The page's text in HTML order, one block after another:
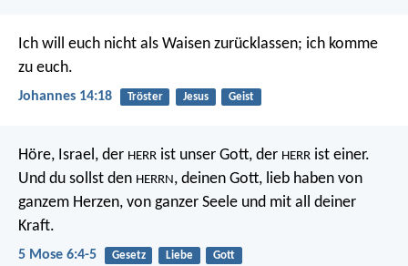
Ich will euch nicht als Waisen zurücklassen; ich komme
zu euch.
Johannes 14:18 Tröster Jesus Geist
Höre, Israel, der HERR ist unser Gott, der HERR ist einer.
Und du sollst den HERRN , deinen Gott, lieb haben von
ganzem Herzen, von ganzer Seele und mit all deiner
Kraft.
5 Mose 6:4-5 Gesetz Liebe Gott